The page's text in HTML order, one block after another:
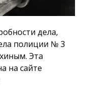
дела,
полиции № 3
Эта
на сайте